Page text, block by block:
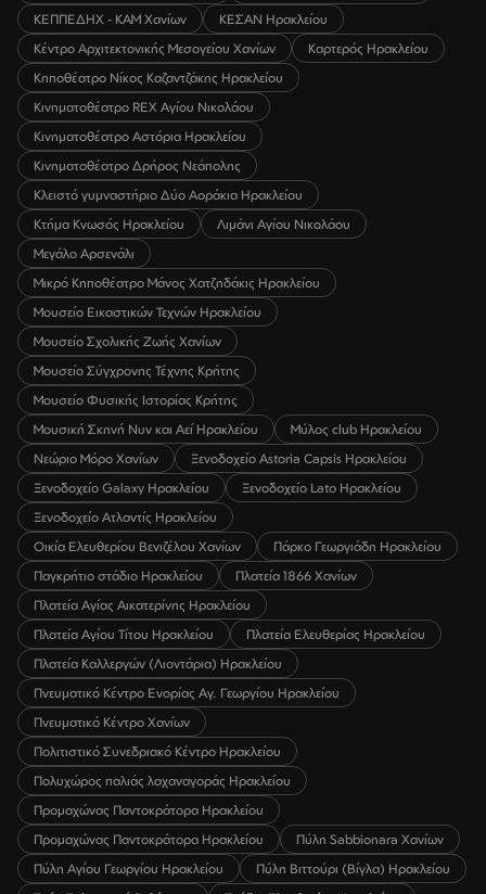
ΚΕΠΠΕΔΗΧ - ΚΑΜ Χανίων
ΚΕΣΑΝ Ηρακλείου
Κέντρο Αρχιτεκτονικής Μεσογείου Χανίων
Καρτερός Ηρακλείου
Κηποθέατρο Νίκος Καζαντζάκης Ηρακλείου
Κινηματοθέατρο REX Αγίου Νικολάου
Κινηματοθέατρο Αστόρια Ηρακλείου
Κινηματοθέατρο Δρήρος Νεάπολης
Κλειστό γυμναστήριο Δύο Αοράκια Ηρακλείου
Κτήμα Κνωσός Ηρακλείου
Λιμάνι Αγίου Νικολάου
Μεγάλο Αρσενάλι
Μικρό Κηποθέατρο Μάνος Χατζηδάκις Ηρακλείου
Μουσείο Εικαστικών Τεχνών Ηρακλείου
Μουσείο Σχολικής Ζωής Χανίων
Μουσείο Σύγχρονης Τέχνης Κρήτης
Μουσείο Φυσικής Ιστορίας Κρήτης
Μουσική Σκηνή Νυν και Αεί Ηρακλείου
Μύλος club Ηρακλείου
Νεώριο Μόρο Χανίων
Ξενοδοχείο Astoria Capsis Ηρακλείου
Ξενοδοχείο Galaxy Ηρακλείου
Ξενοδοχείο Lato Ηρακλείου
Ξενοδοχείο Ατλαντίς Ηρακλείου
Οικία Ελευθερίου Βενιζέλου Χανίων
Πάρκο Γεωργιάδη Ηρακλείου
Παγκρήτιο στάδιο Ηρακλείου
Πλατεία 1866 Χανίων
Πλατεία Αγίας Αικατερίνης Ηρακλείου
Πλατεία Αγίου Τίτου Ηρακλείου
Πλατεία Ελευθερίας Ηρακλείου
Πλατεία Καλλεργών (Λιοντάρια) Ηρακλείου
Πνευματικό Κέντρο Ενορίας Αγ. Γεωργίου Ηρακλείου
Πνευματικό Κέντρο Χανίων
Πολιτιστικό Συνεδριακό Κέντρο Ηρακλείου
Πολυχώρος παλιάς λαχαναγοράς Ηρακλείου
Προμαχώνας Παντοκράτορα Ηρακλείου
Προμαχώνας Παντοκράτορα Ηρακλείου
Πύλη Sabbionara Χανίων
Πύλη Αγίου Γεωργίου Ηρακλείου
Πύλη Βιττούρι (Βίγλα) Ηρακλείου